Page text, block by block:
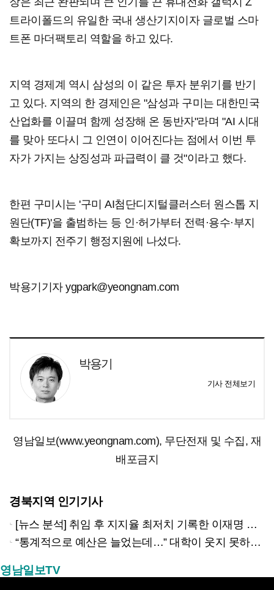
트라이폴드의 유일한 국내 생산기지이자 글로벌 스마
트폰 마더팩토리 역할을 하고 있다.
지역 경제계 역시 삼성의 이 같은 투자 분위기를 반기
고 있다. 지역의 한 경제인은 "삼성과 구미는 대한민국
산업화를 이끌며 함께 성장해 온 동반자"라며 "AI 시대
를 맞아 또다시 그 인연이 이어진다는 점에서 이번 투
자가 가지는 상징성과 파급력이 클 것"이라고 했다.
한편 구미시는 '구미 AI첨단디지털클러스터 원스톱 지
원단(TF)'을 출범하는 등 인·허가부터 전력·용수·부지
확보까지 전주기 행정지원에 나섰다.
박용기기자 ygpark@yeongnam.com
박용기
기사 전체보기
영남일보(www.yeongnam.com), 무단전재 및 수집, 재
배포금지
경북지역 인기기사
[뉴스 분석] 취임 후 지지율 최저치 기록한 이재명 대통령…왜?
“통계적으로 예산은 늘었는데…” 대학이 웃지 못하는 이유
영남일보TV